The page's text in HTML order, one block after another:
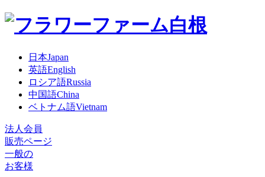
日本Japan
英語English
ロシア語Russia
中国語China
ベトナム語Vietnam
法人会員
販売ページ
一般の
お客様